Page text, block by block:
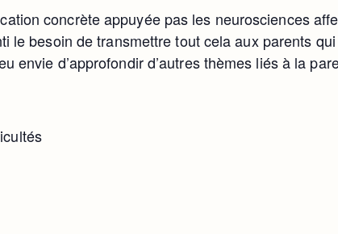
concrète appuyée pas les neurosciences
le besoin de transmettre tout cela aux parents
envie d’approfondir d’autres thèmes liés à la